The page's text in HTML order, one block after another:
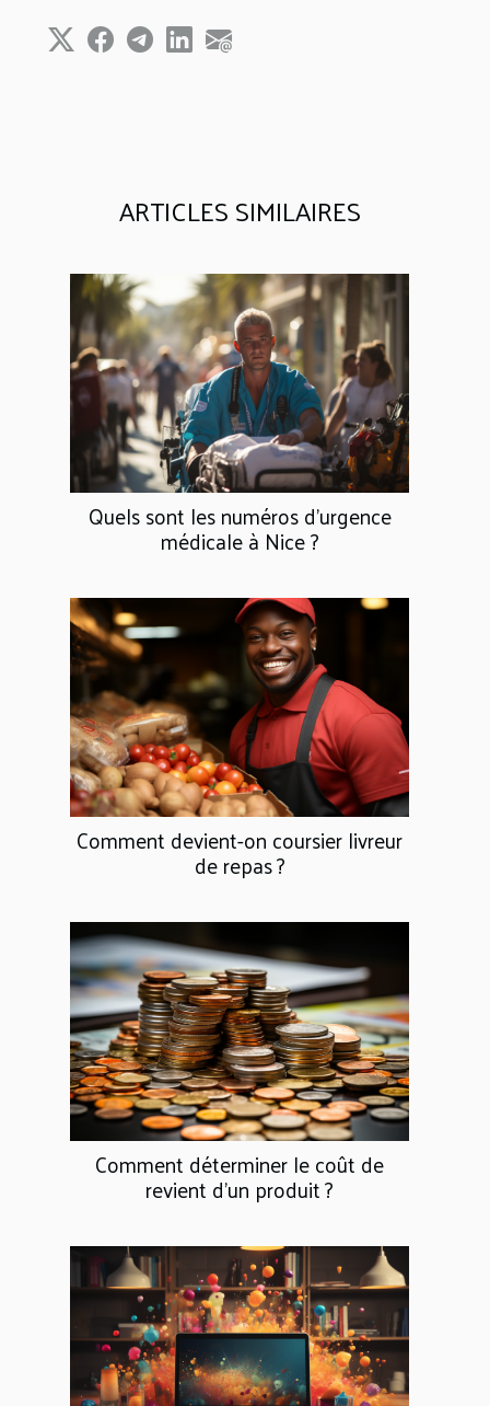
ARTICLES SIMILAIRES
Quels sont les numéros d’urgence
médicale à Nice ?
Comment devient-on coursier livreur
de repas ?
Comment déterminer le coût de
revient d’un produit ?